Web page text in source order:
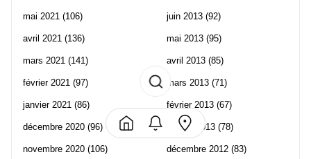
mai 2021 (106)
avril 2021 (136)
mars 2021 (141)
février 2021 (97)
janvier 2021 (86)
décembre 2020 (96)
novembre 2020 (106)
juin 2013 (92)
mai 2013 (95)
avril 2013 (85)
mars 2013 (71)
février 2013 (67)
janvier 2013 (78)
décembre 2012 (83)